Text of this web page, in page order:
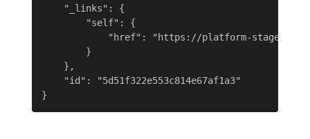
    "_links": {
        "self": {
"href": "https://platform-
        }
    },
    "id": "5d51f322e553c814e67af1a3"